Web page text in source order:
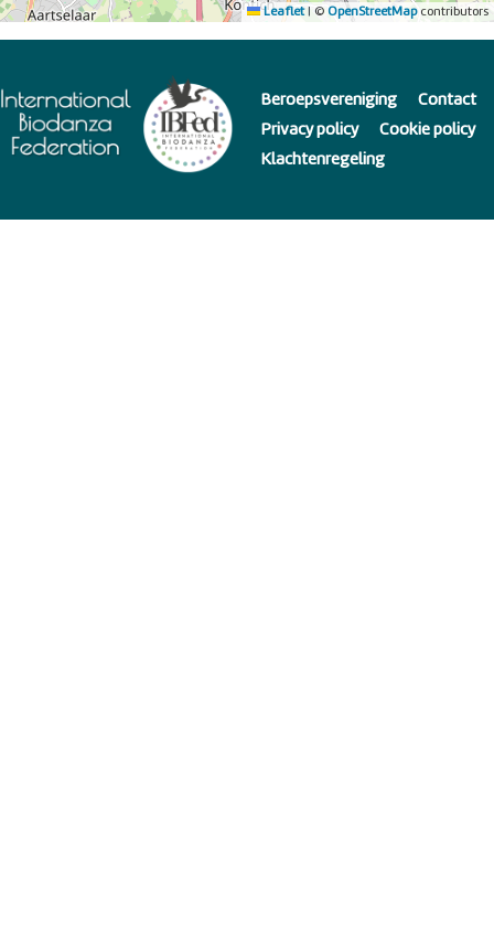
Leaflet © OpenStreetMapcontributors
Beroepsvereniging
Contact
Privacy policy
Cookie policy
Klachtenregeling